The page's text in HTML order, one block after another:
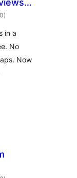
টা
মুঠ)
in a
No
Now
টা